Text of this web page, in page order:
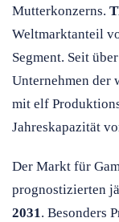
Mutterkonzerns.
Weltmarktanteil
Segment. Seit
Unternehmen
mit elf
Jahreskapazität
Der Markt für
prognostizierten
2031. Besonders